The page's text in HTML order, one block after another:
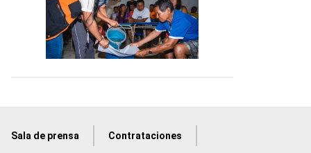
Sala de prensa Contrataciones